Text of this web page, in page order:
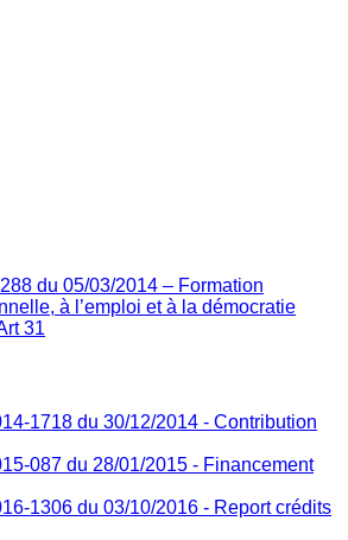
du 05/03/2014 – Formation
à l’emploi et à la démocratie
31
1718 du 30/12/2014 - Contribution
087 du 28/01/2015 - Financement
1306 du 03/10/2016 - Report crédits